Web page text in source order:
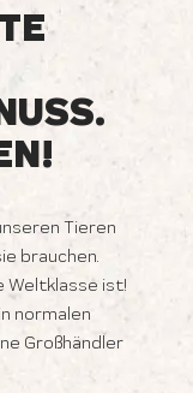
Tieren
brauchen.
Weltklasse ist!
normalen
Großhändler